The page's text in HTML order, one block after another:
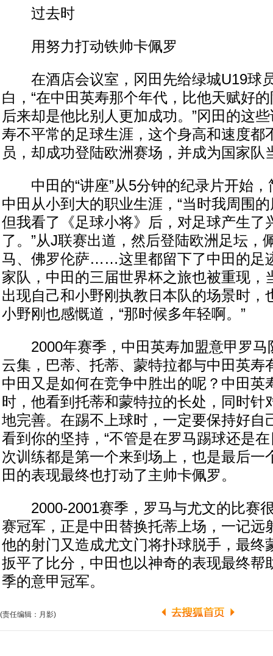
过去时
用努力打动铁帅卡佩罗
在酒店会议室，冈田先给绿城U19球
白，“在中田英寿那个年代，比他天赋好
后来却是他比别人更加成功。”冈田的这
寿不平常的足球生涯，这个身高和速度都
员，却成功登陆欧洲赛场，并成为国家队
中田的“讲座”从5分钟的纪录片开始，
中田从小到大的职业生涯，“当时我周围
但我看了《足球小将》后，对足球产生了
了。”从J联赛出道，然后登陆欧洲足坛，
马、佛罗伦萨……这里都留下了中田的足
家队，中田的三届世界杯之旅也被重现，
出现自己和小野刚执教日本队的场景时，
小野刚也感慨道，“那时候多年轻啊。”
2000年赛季，中田英寿加盟意甲罗马
云集，巴蒂、托蒂、蒙特拉都与中田英寿
中田又是如何在竞争中胜出的呢？中田英
时，他看到托蒂和蒙特拉的长处，同时针
地完善。在踢不上球时，一定要保持好自
看到你的坚持，“不管是在罗马踢球还是
次训练都是第一个来到场上，也是最后一
田的表现最终也打动了主帅卡佩罗。
2000-2001赛季，罗马与尤文的比赛
赛冠军，正是中田替换托蒂上场，一记远
他的射门又造成尤文门将扑球脱手，最终
扳平了比分，中田也以神奇的表现最终帮
季的意甲冠军。
(责任编辑：月影)